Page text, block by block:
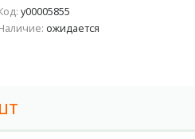
у00005855
ожидается